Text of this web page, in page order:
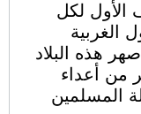
الأول لكل
الغربية
هذه البلاد
من أعداء
المسلمين